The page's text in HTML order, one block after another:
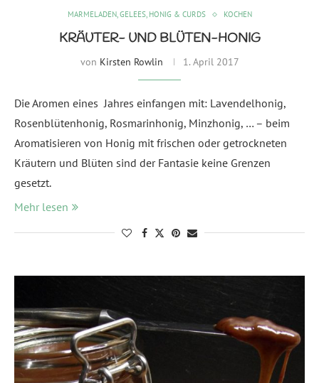
MARMELADEN, GELEES, HONIG & CURDS KOCHEN
KRÄUTER- UND BLÜTEN-HONIG
von Kirsten Rowlin 1. April 2017
Die Aromen eines Jahres einfangen mit: Lavendelhonig,
Rosenblütenhonig, Rosmarinhonig, Minzhonig, … – beim
Aromatisieren von Honig mit frischen oder getrockneten
Kräutern und Blüten sind der Fantasie keine Grenzen
gesetzt.
Mehr lesen